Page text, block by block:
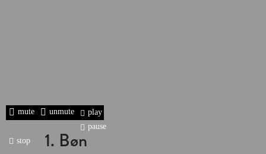
mute unmute
play
pause
stop
1. Bøn